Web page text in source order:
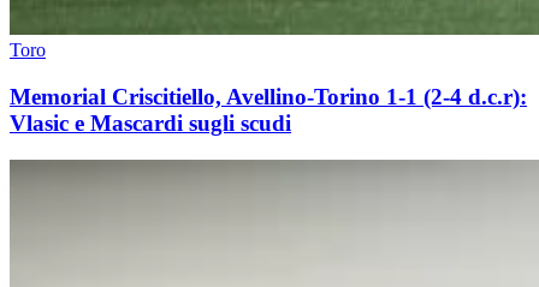
Toro
Memorial Criscitiello, Avellino-Torino 1-1 (2-4 d.c.r):
Vlasic e Mascardi sugli scudi